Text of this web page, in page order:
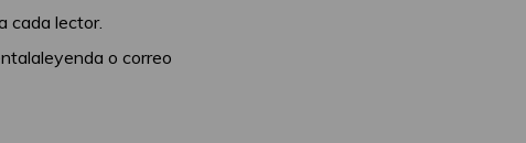
cada lector.
o correo